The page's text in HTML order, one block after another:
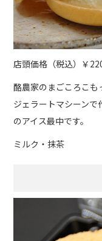
店頭価格（税込）￥
酪農家のまごころこ
ジェラートマシーン
のアイス最中です。
ミルク・抹茶